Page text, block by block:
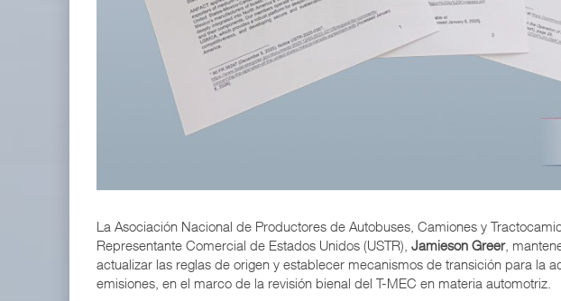
La Asociación Nacional de Productores de Autobuses, Camiones y
Representante Comercial de Estados Unidos (USTR), Jamieson Greer,
actualizar las reglas de origen y establecer mecanismos de transición para la
emisiones, en el marco de la revisión bienal del T-MEC en materia automotriz.
ExxonMobil lleva mantenimiento predictivo al au
05 AGO 2026
IT-ANÁLISIS: Volaris abrirá ruta entre Washingt
06 AGO 2026
ExxonMobil lleva
05 AGO 2026
IT-ANÁLISIS: